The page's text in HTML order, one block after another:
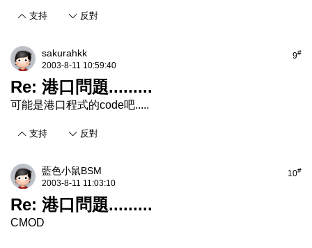
支持 反對
9#
sakurahkk
2003-8-11 10:59:40
Re: 港口問題.........
可能是港口程式的code吧.....
支持 反對
10#
藍色小鼠BSM
2003-8-11 11:03:10
Re: 港口問題.........
CMOD